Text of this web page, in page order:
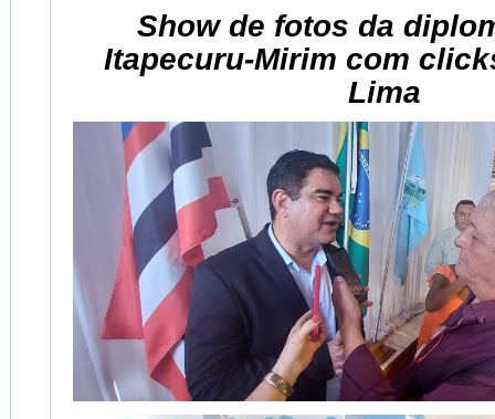
Show de fotos da
Itapecuru-Mirim com
Lima